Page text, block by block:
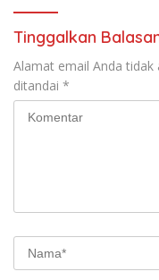
Tinggalkan
Alamat email Anda tidak
ditandai *